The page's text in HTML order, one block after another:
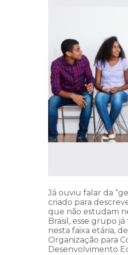
Já ouviu falar da
criado para
que não estudam
Brasil, esse grupo já
nesta faixa etária,
Organização para
Desenvolvimento